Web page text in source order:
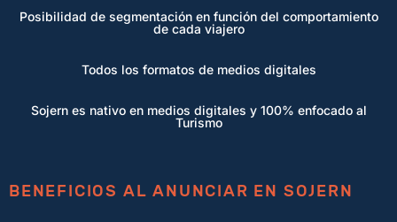
Posibilidad de segmentación en función del comportamiento
de cada viajero
Todos los formatos de medios digitales
Sojern es nativo en medios digitales y 100% enfocado al
Turismo
BENEFICIOS AL ANUNCIAR EN SOJERN